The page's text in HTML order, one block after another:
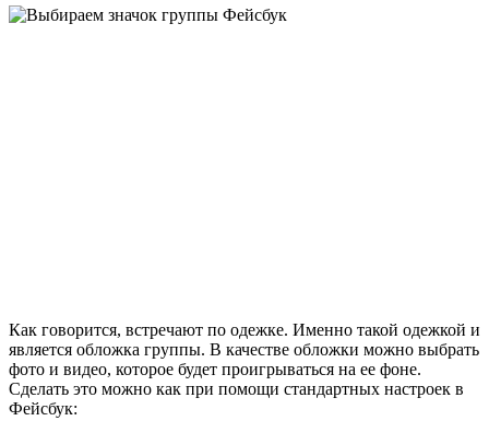
Как говорится, встречают по одежке. Именно такой одежкой и
является обложка группы. В качестве обложки можно выбрать
фото и видео, которое будет проигрываться на ее фоне.
Сделать это можно как при помощи стандартных настроек в
Фейсбук: